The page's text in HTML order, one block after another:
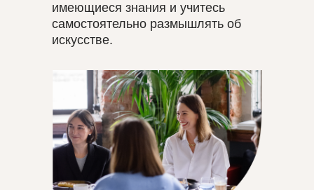
имеющиеся знания и учитесь
самостоятельно размышлять об
искусстве.